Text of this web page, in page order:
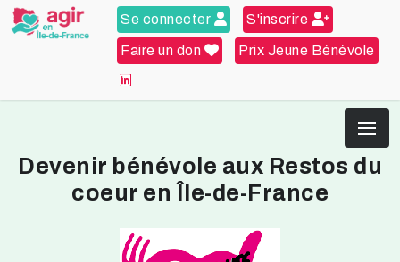
Se connecter S'inscrire
Faire un don Prix Jeune Bénévole
Devenir bénévole aux Restos du
coeur en Île-de-France